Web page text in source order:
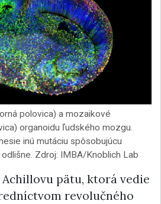
polovica) a mozaikové
organoidu ľudského mozgu.
inú mutáciu spôsobujúcu
Zdroj: IMBA/Knoblich Lab
pätu, ktorá vedie
revolučného